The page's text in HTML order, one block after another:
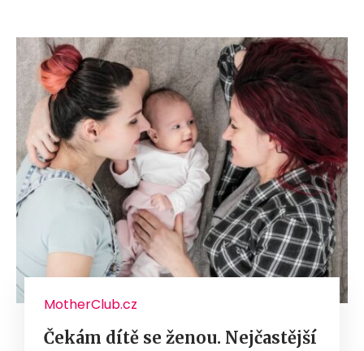
MotherClub.cz
Čekám dítě se ženou. Nejčastější